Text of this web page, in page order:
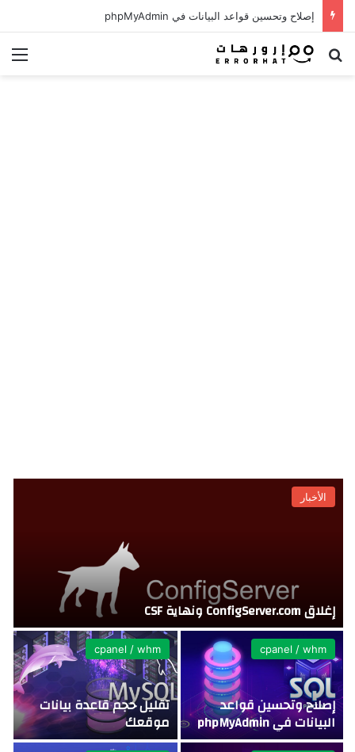
إصلاح وتحسين قواعد البيانات في phpMyAdmin
بحث عن
الأخبار
إغلاق ConfigServer.com ونهاية CSF
cpanel / whm
إصلاح وتحسين قواعد
البيانات في phpMyAdmin
cpanel / whm
تقليل حجم قاعدة بيانات
موقعك